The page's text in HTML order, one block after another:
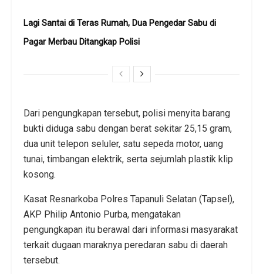
Lagi Santai di Teras Rumah, Dua Pengedar Sabu di
Pagar Merbau Ditangkap Polisi
Dari pengungkapan tersebut, polisi menyita barang
bukti diduga sabu dengan berat sekitar 25,15 gram,
dua unit telepon seluler, satu sepeda motor, uang
tunai, timbangan elektrik, serta sejumlah plastik klip
kosong.
Kasat Resnarkoba Polres Tapanuli Selatan (Tapsel),
AKP Philip Antonio Purba, mengatakan
pengungkapan itu berawal dari informasi masyarakat
terkait dugaan maraknya peredaran sabu di daerah
tersebut.